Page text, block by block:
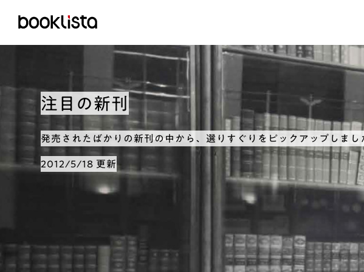
注目の新刊
発売されたばかりの新刊の中から、選りすぐりをピックアップしまし
2012/5/18 更新